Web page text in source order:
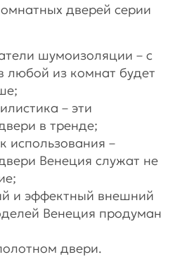
дверей серии
шумоизоляции – с
любой из комнат будет
– эти
в тренде;
использования –
Венеция служат не
и эффектный внешний
Венеция продуман
двери.